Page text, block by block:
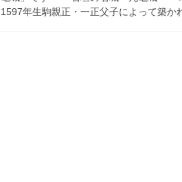
1597年生駒親正・一正父子によって築